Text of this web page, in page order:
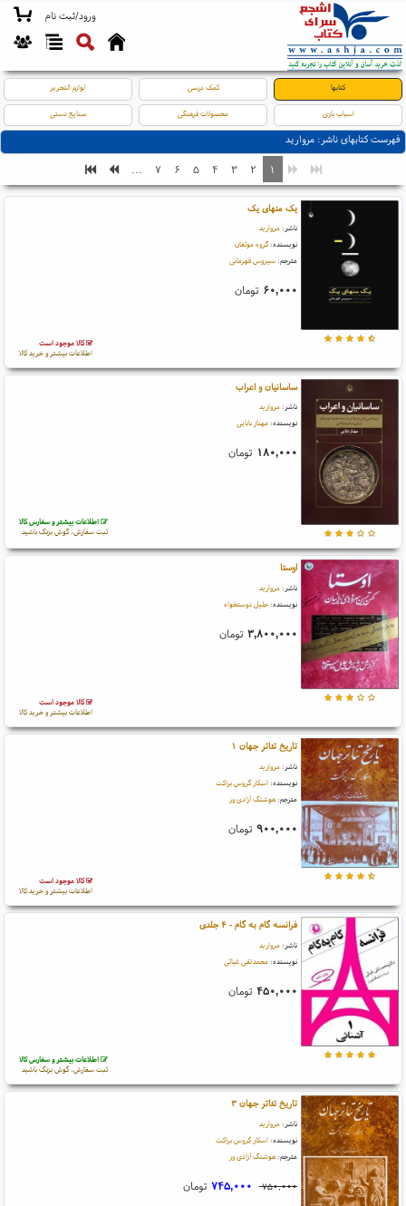
ورود/ثبت نام
کتابها کمک درسی لوازم التحریر
اسباب بازی محصولات فرهنگی صنایع دستی
فهرست کتابهای ناشر: مروارید
۱ ۲ ۳ ۴ ۵ ۶ ۷ ...
یک منهای یک
ناشر: مروارید
نویسنده: گروه مولفان
مترجم: سیروس قهرمانی
۶۰,۰۰۰ تومان
کالا موجود است
اطلاعات بیشتر و خرید کالا
ساسانیان و اعراب
ناشر: مروارید
نویسنده: مهناز بابایی
۱۸۰,۰۰۰ تومان
اطلاعات بیشتر و سفارش کالا
ثبت سفارش، گوش بزنگ باشید
اوستا
ناشر: مروارید
نویسنده: جلیل دوستخواه
۳,۸۰۰,۰۰۰ تومان
کالا موجود است
اطلاعات بیشتر و خرید کالا
تاریخ تئاتر جهان ۱
ناشر: مروارید
نویسنده: اسکار گروس براکت
مترجم: هوشنگ آزادی ور
۹۰۰,۰۰۰ تومان
کالا موجود است
اطلاعات بیشتر و خرید کالا
فرانسه گام به گام - ۴ جلدی
ناشر: مروارید
نویسنده: محمدتقی غیاثی
۴۵۰,۰۰۰ تومان
اطلاعات بیشتر و سفارش کالا
ثبت سفارش، گوش بزنگ باشید
تاریخ تئاتر جهان ۳
ناشر: مروارید
نویسنده: اسکار گروس براکت
مترجم: هوشنگ آزادی ور
۷۵۰,۰۰۰ ۷۴۵,۰۰۰ تومان